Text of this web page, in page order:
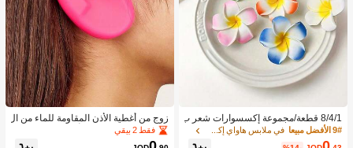
8/4/1 قطعة/مجموعة إكسسوارات شعر ب
نقشة زهور استوائية، مشابك شعر بلومير
يا ملونة، مناسبة لعطلات الشاطئ والتص
9# الأفضل مبيعا في ملابس هاواي إكسسوارات
زوج من أغطية الأذن المقاومة للماء من ال
سيليكون لصبغ الشعر، أداة تصفيف الشع
ر في صالون الحلاقة
فقط 2 بيقي